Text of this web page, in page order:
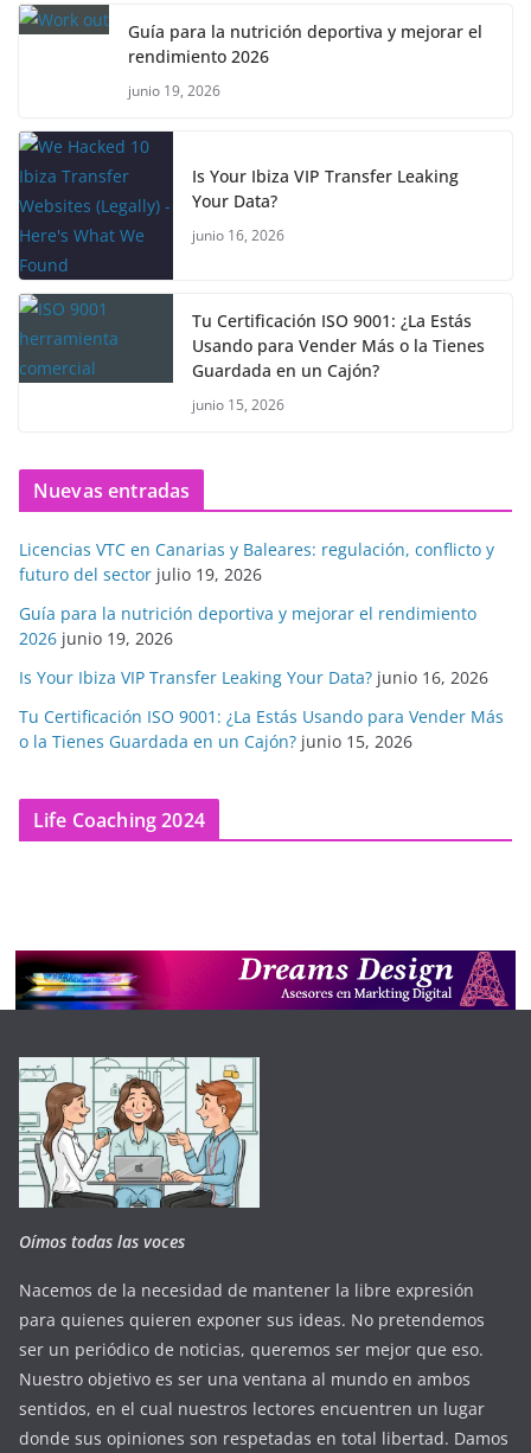
Guía para la nutrición deportiva y mejorar el
rendimiento 2026
junio 19, 2026
Is Your Ibiza VIP Transfer Leaking
Your Data?
junio 16, 2026
Tu Certificación ISO 9001: ¿La Estás
Usando para Vender Más o la Tienes
Guardada en un Cajón?
junio 15, 2026
Nuevas entradas
Licencias VTC en Canarias y Baleares: regulación, conflicto y
futuro del sector julio 19, 2026
Guía para la nutrición deportiva y mejorar el rendimiento
2026 junio 19, 2026
Is Your Ibiza VIP Transfer Leaking Your Data? junio 16, 2026
Tu Certificación ISO 9001: ¿La Estás Usando para Vender Más
o la Tienes Guardada en un Cajón? junio 15, 2026
Life Coaching 2024
Oímos todas las voces
Nacemos de la necesidad de mantener la libre expresión
para quienes quieren exponer sus ideas. No pretendemos
ser un periódico de noticias, queremos ser mejor que eso.
Nuestro objetivo es ser una ventana al mundo en ambos
sentidos, en el cual nuestros lectores encuentren un lugar
donde sus opiniones son respetadas en total libertad. Damos